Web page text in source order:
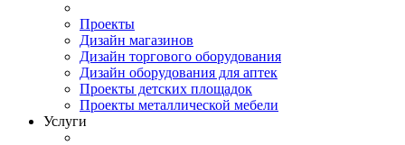
Проекты
Дизайн магазинов
Дизайн торгового оборудования
Дизайн оборудования для аптек
Проекты детских площадок
Проекты металлической мебели
Услуги